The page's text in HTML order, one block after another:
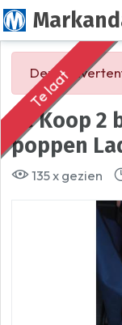
Te laat
Deze
poppen
135 x gezien